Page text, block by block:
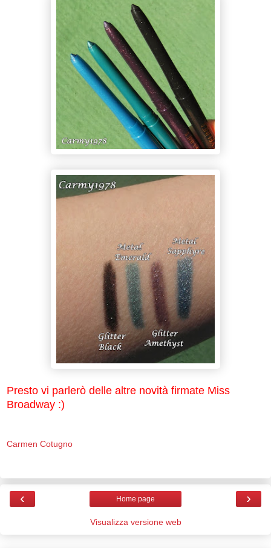
Presto vi parlerò delle altre novità firmate Miss
Broadway :)
Carmen Cotugno
‹ ›
Home page
Visualizza versione web